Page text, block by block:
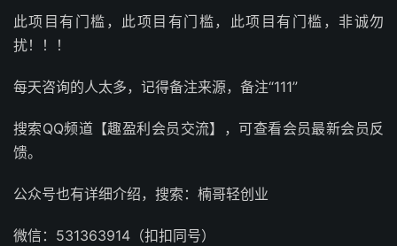
此项目有门槛，此项目有门槛，此项目有门槛，非诚勿
扰！！！
每天咨询的人太多，记得备注来源，备注“111”
搜索QQ频道【趣盈利会员交流】，可查看会员最新会员反
馈。
公众号也有详细介绍，搜索：楠哥轻创业
微信：531363914（扣扣同号）